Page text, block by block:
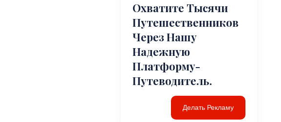
Охватите Тысячи
Путешественников
Через Нашу
Надежную
Платформу-
Путеводитель.
Делать Рекламу